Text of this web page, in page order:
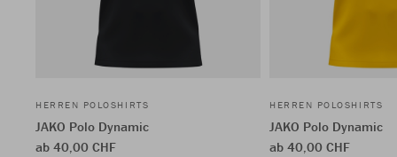
HERREN POLOSHIRTS
JAKO Polo Dynamic
ab 40,00 CHF
HERREN POLOSHIRTS
JAKO Polo Dynamic
ab 40,00 CHF